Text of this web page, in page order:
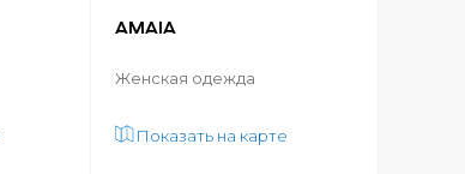
AMAIA
Женская одежда
Показать на карте